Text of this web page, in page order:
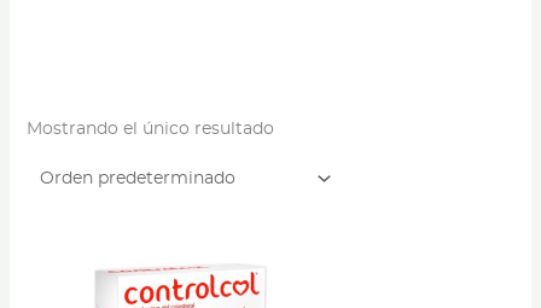
Mostrando el único resultado